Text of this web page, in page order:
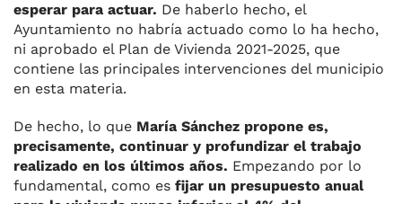
esperar para actuar. De haberlo hecho, el
Ayuntamiento no habría actuado como lo ha hecho,
ni aprobado el Plan de Vivienda 2021-2025, que
contiene las principales intervenciones del municipio
en esta materia.
De hecho, lo que María Sánchez propone es,
precisamente, continuar y profundizar el trabajo
realizado en los últimos años. Empezando por lo
fundamental, como es fijar un presupuesto anual